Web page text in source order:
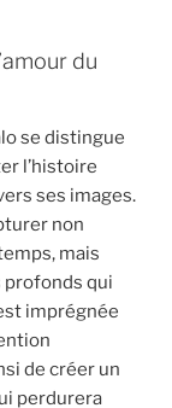
du
se distingue
l’histoire
ses images.
non
mais
profonds qui
imprégnée
de créer un
perdurera